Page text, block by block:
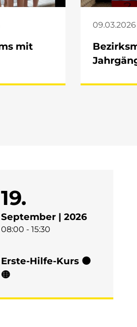
mit
19.
September | 2026
08:00 - 15:30
Erste-Hilfe-Kurs ⚫️
🟡